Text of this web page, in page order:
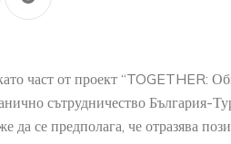
част от проект “TOGETHER:
сътрудничество България-
се предполага, че отразява